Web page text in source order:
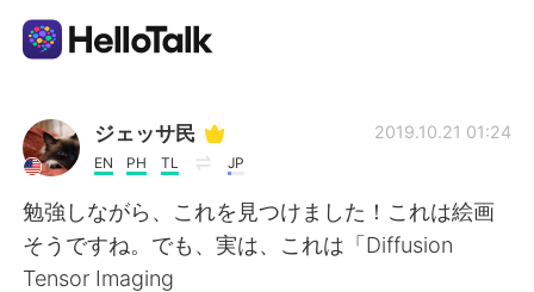
Dil Değişimi Uygulaması
AI Grammar Checker
Türkçe
ジェッサ民
EN PH TL JP
2019.10.21 01:24
勉強しながら、これを見つけました！これは絵画
そうですね。でも、実は、これは「Diffusion
Tensor Imaging